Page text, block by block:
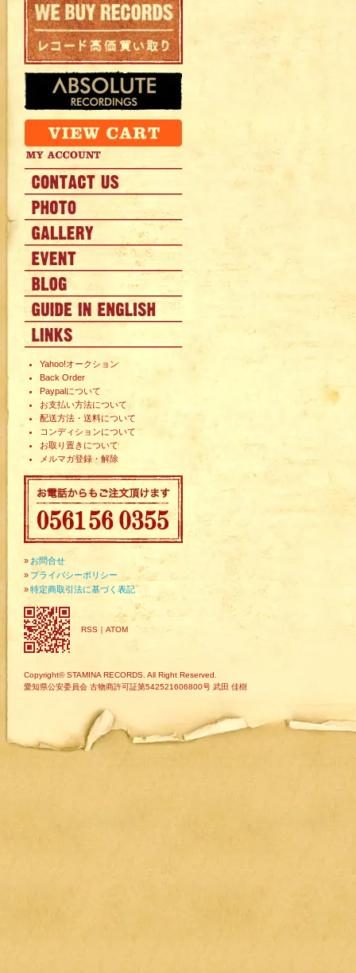
Yahoo!オークション
Back Order
Paypalについて
お支払い方法について
配送方法・送料について
コンディションについて
お取り置きについて
メルマガ登録・解除
» お問合せ
» プライバシーポリシー
»特定商取引法に基づく表記
RSS ｜ ATOM
Copyright© STAMINA RECORDS. All Right Reserved.
愛知県公安委員会 古物商許可証第542521606800号 武田 佳樹